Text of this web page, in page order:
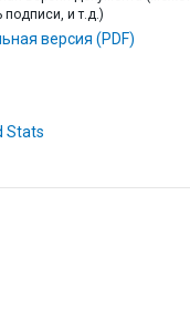
подписи, и т.д.)
версия (PDF)
Stats